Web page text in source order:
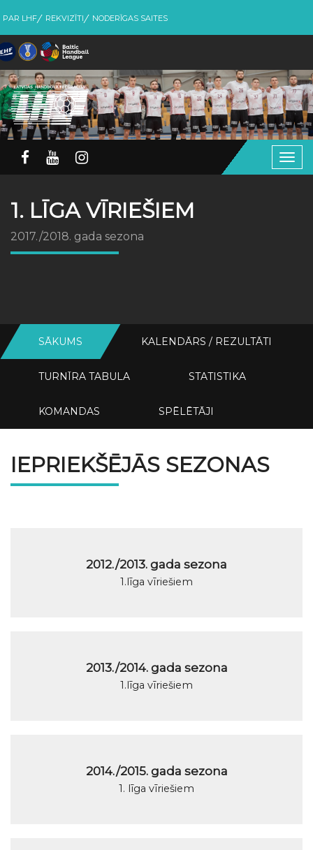
PAR LHF REKVIZĪTI NODERĪGAS SAITES
1. LĪGA VĪRIEŠIEM
2017./2018. gada sezona
SĀKUMS KALENDĀRS / REZULTĀTI
TURNĪRA TABULA STATISTIKA
KOMANDAS SPĒLĒTĀJI
IEPRIEKŠĒJĀS SEZONAS
2012./2013. gada sezona
1.līga vīriešiem
2013./2014. gada sezona
1.līga vīriešiem
2014./2015. gada sezona
1. līga vīriešiem